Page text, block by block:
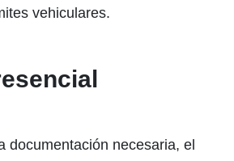
vehiculares.
documentación necesaria, el